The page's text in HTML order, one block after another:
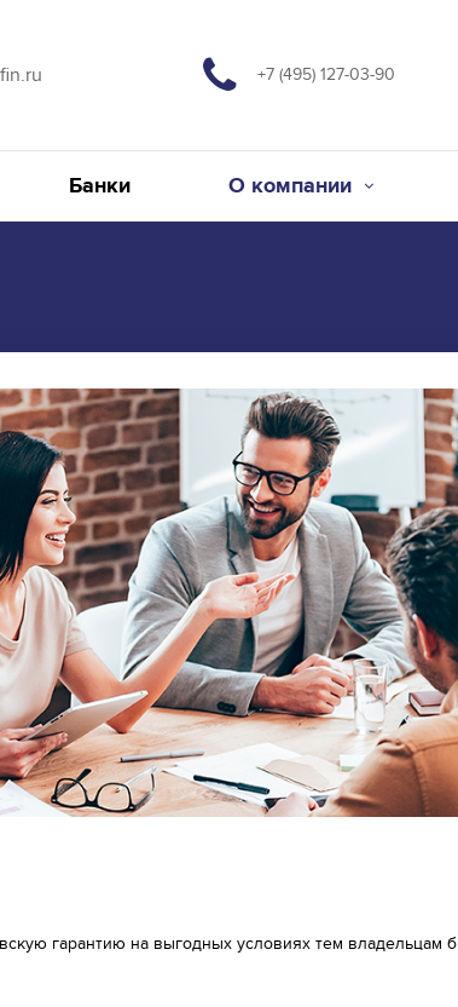
+7 (495) 127-03-90
Банки О компании
гарантию на выгодных условиях тем владельцам